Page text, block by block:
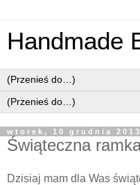
Handmade
wtorek, 10 grudnia 2013
Świąteczna
Dzisiaj mam dla Was